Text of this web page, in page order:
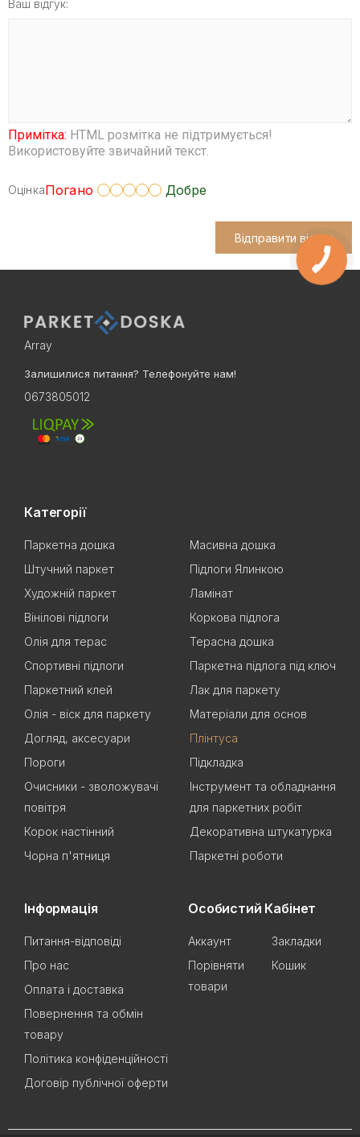
Ваш відгук:
Примітка: HTML розмітка не підтримується!
Використовуйте звичайний текст.
ОцінкаПогано Добре
Відправити відгук
Array
Залишилися питання? Телефонуйте нам!
0673805012
Категорії
Паркетна дошка
Масивна дошка
Штучний паркет
Підлоги Ялинкою
Художній паркет
Ламінат
Вінілові підлоги
Коркова підлога
Олія для терас
Терасна дошка
Спортивні підлоги
Паркетна підлога під ключ
Паркетний клей
Лак для паркету
Олія - віск для паркету
Матеріали для основ
Догляд, аксесуари
Плінтуса
Пороги
Підкладка
Очисники - зволожувачі
повітря
Інструмент та обладнання
для паркетних робіт
Корок настінний
Декоративна штукатурка
Чорна п'ятниця
Паркетні роботи
Інформація
Питання-відповіді
Про нас
Оплата і доставка
Повернення та обмін
товару
Політика конфіденційності
Договір публічної оферти
Особистий Кабінет
Аккаунт
Закладки
Порівняти
товари
Кошик